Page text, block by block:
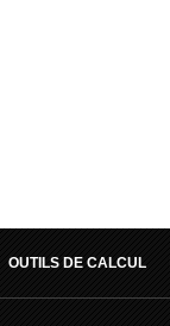
OUTILS DE CALCUL